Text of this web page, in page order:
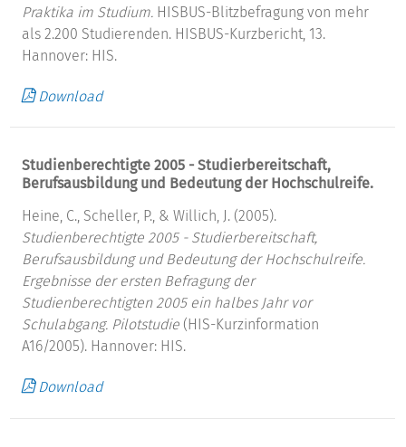
Praktika im Studium. HISBUS-Blitzbefragung von mehr
als 2.200 Studierenden. HISBUS-Kurzbericht, 13.
Hannover: HIS.
Download
Studienberechtigte 2005 - Studierbereitschaft,
Berufsausbildung und Bedeutung der Hochschulreife.
Heine, C., Scheller, P., & Willich, J. (2005).
Studienberechtigte 2005 - Studierbereitschaft,
Berufsausbildung und Bedeutung der Hochschulreife.
Ergebnisse der ersten Befragung der
Studienberechtigten 2005 ein halbes Jahr vor
Schulabgang. Pilotstudie (HIS-Kurzinformation
A16/2005). Hannover: HIS.
Download